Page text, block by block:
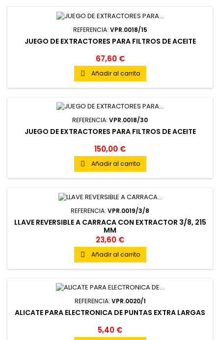
REFERENCIA: VPR.0018/15
JUEGO DE EXTRACTORES PARA FILTROS DE ACEITE
67,60 €
 Añadir al carrito
REFERENCIA: VPR.0018/30
JUEGO DE EXTRACTORES PARA FILTROS DE ACEITE
150,00 €
 Añadir al carrito
REFERENCIA: VPR.0019/3/8
LLAVE REVERSIBLE A CARRACA CON EXTRACTOR 3/8, 215
MM
23,60 €
 Añadir al carrito
REFERENCIA: VPR.0020/1
ALICATE PARA ELECTRONICA DE PUNTAS EXTRA LARGAS
5,40 €